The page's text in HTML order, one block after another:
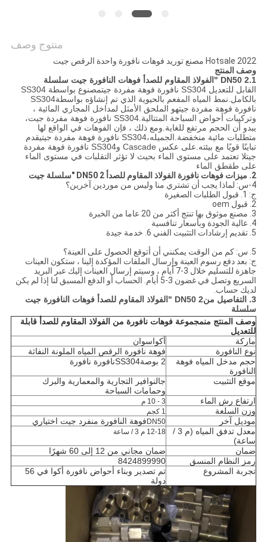
منتوج وصف
2022 Hotsale مصنع توريد فوهات نافورة واحدة الرقص جيت
وصف المنتج
1. DN50 2 "الفولاذ المقاوم للصدأ فوهات النافورة جيت سلسلة
القابل للتعديل SS304 نافورة فوهة مفردة جيت
مصنوع بواسطة SS304
بالكامل.نمط المياه المفعم بالحيوية الذي تم إنشاؤه بواسطةSS304
نافورة فوهة مفردة جيتهو الملحق الأمثل لمداخل المجاري المائية ،
وتركيبات أحواض السباحة المتتالية.SS304 نافورة فوهة مفردة جيت
،
يبدو أن الحجم مرتفع للغاية.ومع ذلك ، فإن الفوهات في الواقع لها
متطلبات مائية منخفضة.الجميله،SS304 نافورة فوهة مفردة جيت
يقدم
تباينًا قويًا مع بيئته.على عكس Cascade و
SS304 نافورة فوهة مفردة
جيتلا تعتمد على مستوى الماء بحيث لا تؤثر التقلبات في مستوى الماء
على طقطق الماء
2. ميزات فوهات نافورة الفولاذ المقاوم للصدأ DN50 2 "سلسلة جيت
4-س: لماذا يجب أن تشتري منا وليس من موردين آخرين؟
ج: 1. قبول الطلبات الصغيرة
2. قبول oem
3. مصنع موثوق بها تنتج أكثر من 20 عاما من الخبرة
4. عالية الجودة وبأسعار تنافسية
5. تقديم إرشادات التثبيت الفني 6. خدمة جيدة
5. س: كم من الوقت يمكنني أن أتوقع الحصول على العينة؟
ج: بعد دفع رسوم العينة وإرسال الملفات المؤكدة إلينا ، ستكون العينات
جاهزة للتسليم خلال 3-7 أيام ، وسيتم إرسال العينات إليك عبر البريد
السريع وتصل في غضون 3-5 أيام. الحساب أو الدفع المسبق لنا إذا لم يكن
لديك حساب.
3. التفاصيل من
DN50 2 "الفولاذ المقاوم للصدأ فوهات النافورة جيت
سلسلة
وصف المنتج منمجموعة فوهات نافورة من الفولاذ المقاوم للصدأ قابلة
للتعديل
ماركة
أكواسوان
نوع النافورة
فوهة نافورة الرقص المياه الملونة النفاثة
حجم مدخل المياه فوهة
النافورة
2 بوصة SS304نافورة نافورة
موقع التثبيت جالنوافير التجارية والمعمارية والبرك
وحمامات السباحة
ارتفاع رش الماء
3 - 10 م
وزن السلعة 1 كجم
موديل آخر DN50 فوهة النافورة منفرد جيت اختياري
معدل تدفق المياه (م 3 /
ساعة)
12-18 م 3 / ساعة
ضمان
ضمان مجاني من 12 إلى 60 شهرًا
رمز النظام المنسق
8424899990
تجربة المشروع
تم تصدير وبناء أحواض نافورة أكوا في 56
دولة